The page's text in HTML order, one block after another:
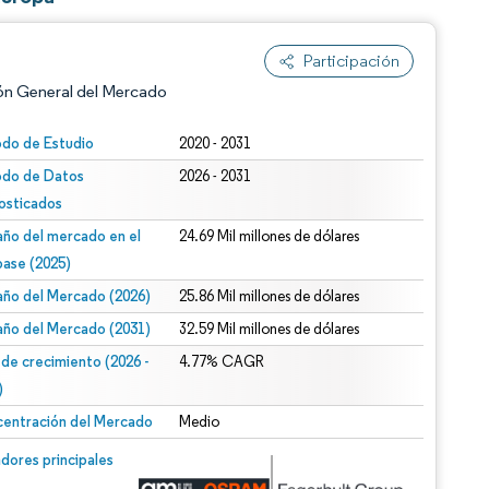
Participación
General del Mercado
de Estudio 2020 - 2031
de Datos
2026 - 2031
del mercado en el
(2025)
24.69 Mil millones de dólares
del Mercado (2026) 25.86 Mil millones de dólares
del Mercado (2031) 32.59 Mil millones de dólares
de crecimiento (2026 -
4.77% CAGR
del Mercado Medio
principales
© Mordor Intelligence. El uso requiere atribución según CC BY 4.0.
CC BY 4.0.